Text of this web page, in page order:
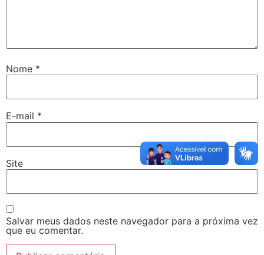
Nome *
E-mail *
Site
Salvar meus dados neste navegador para a próxima vez
que eu comentar.